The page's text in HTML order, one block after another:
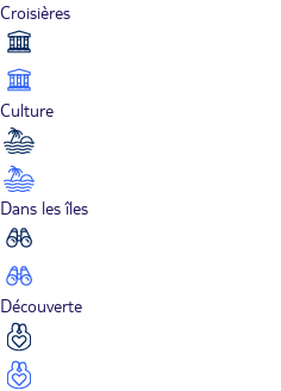
Croisières
Culture
Dans les îles
Découverte